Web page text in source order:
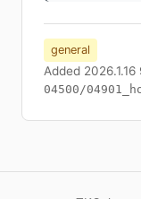
general
Added
04500/